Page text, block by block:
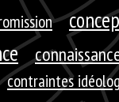
contraintes